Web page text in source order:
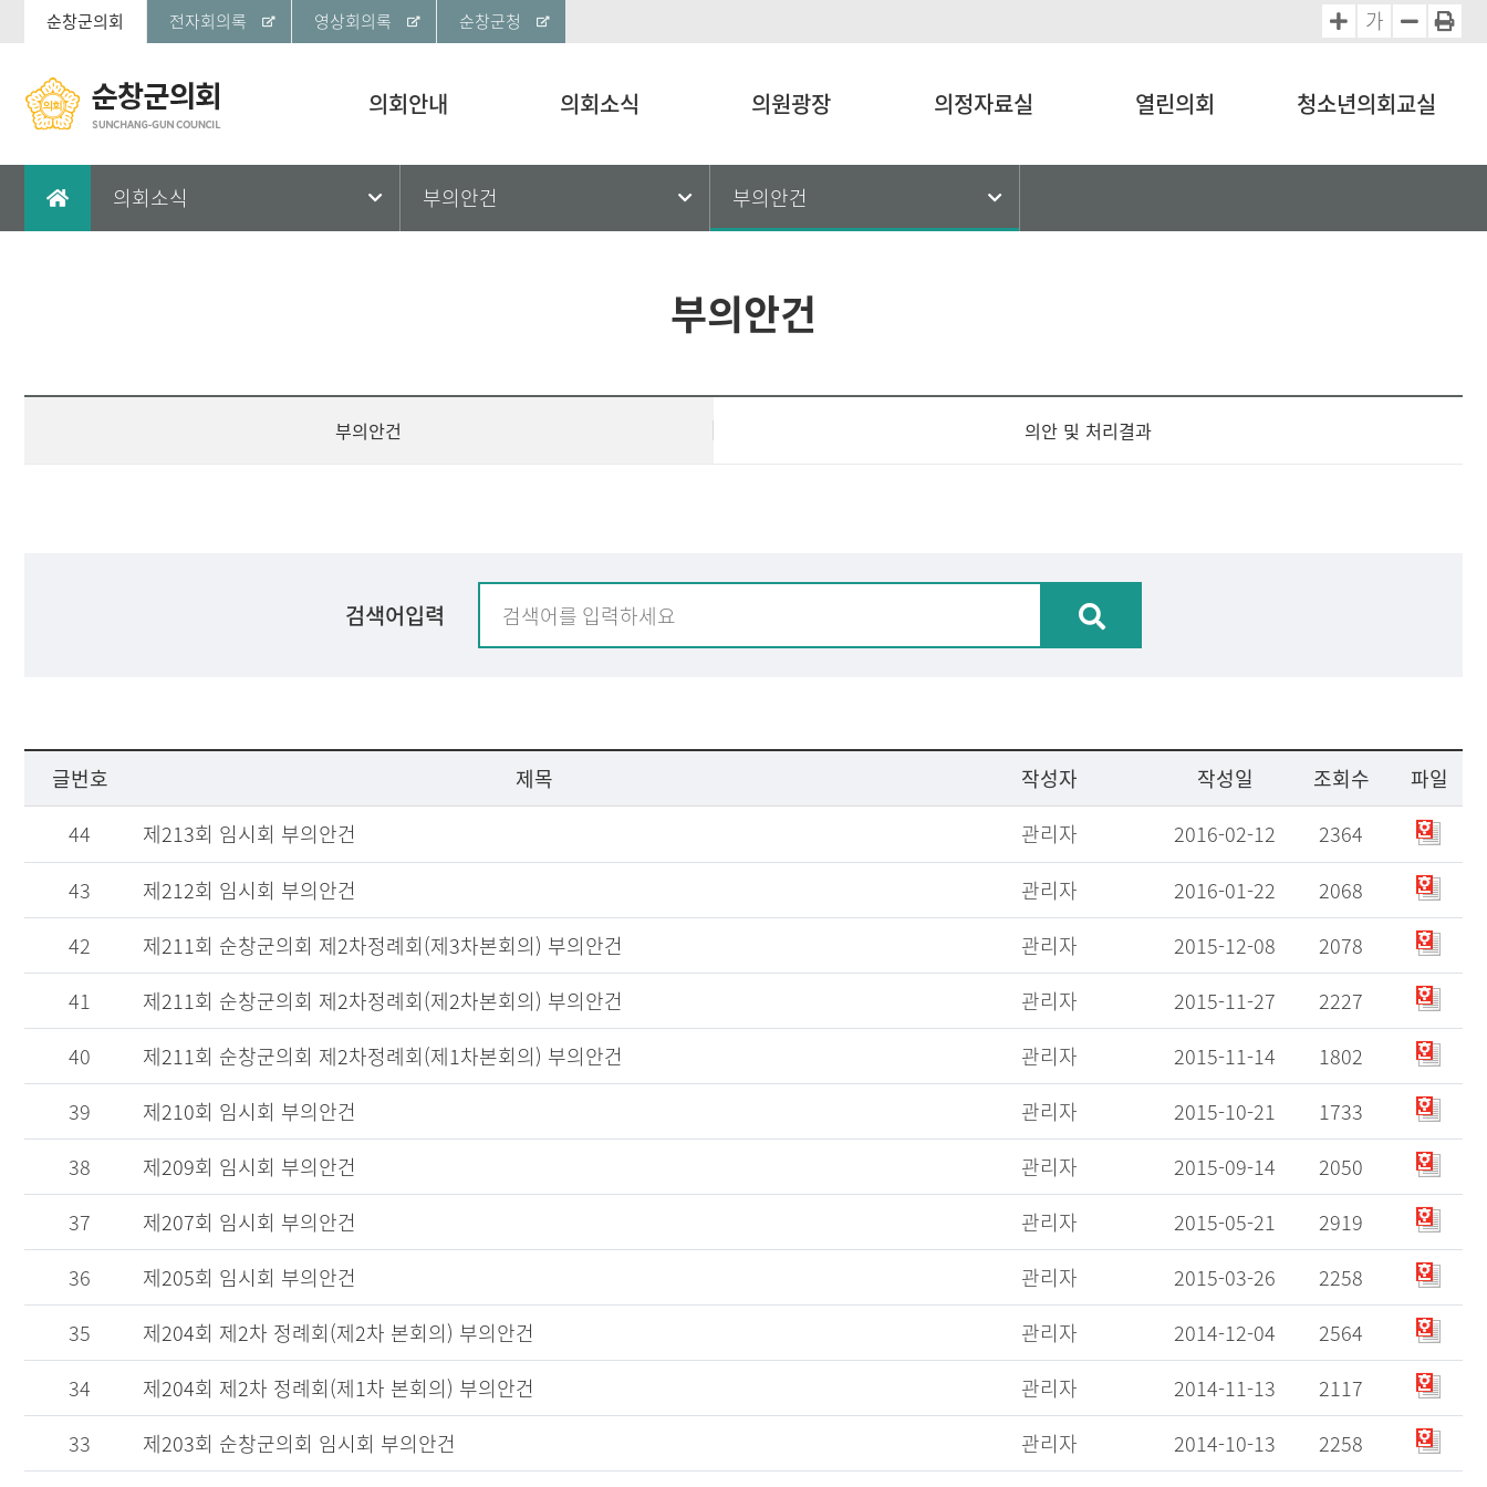
순창군의회 전자회의록 영상회의록 순창군청 가
의회안내 의회소식 의원광장 의정자료실 열린의회 청소년의회교실
의회소식 부의안건 부의안건
부의안건
부의안건 의안 및 처리결과
검색어입력
글번호 제목 작성자 작성일 조회수
파일
44
제213회 임시회 부의안건 관리자 2016-02-12
2364
43
제212회 임시회 부의안건 관리자 2016-01-22
2068
42
제211회 순창군의회 제2차정례회(제3차본회의) 부의안건 관리자 2015-12-08
2078
41
제211회 순창군의회 제2차정례회(제2차본회의) 부의안건 관리자 2015-11-27
2227
40
제211회 순창군의회 제2차정례회(제1차본회의) 부의안건 관리자 2015-11-14
1802
39
제210회 임시회 부의안건 관리자 2015-10-21
1733
38
제209회 임시회 부의안건 관리자 2015-09-14
2050
37
제207회 임시회 부의안건 관리자 2015-05-21
2919
36
제205회 임시회 부의안건 관리자 2015-03-26
2258
35
제204회 제2차 정례회(제2차 본회의) 부의안건 관리자 2014-12-04
2564
34
제204회 제2차 정례회(제1차 본회의) 부의안건 관리자 2014-11-13
2117
33
제203회 순창군의회 임시회 부의안건 관리자 2014-10-13 2258